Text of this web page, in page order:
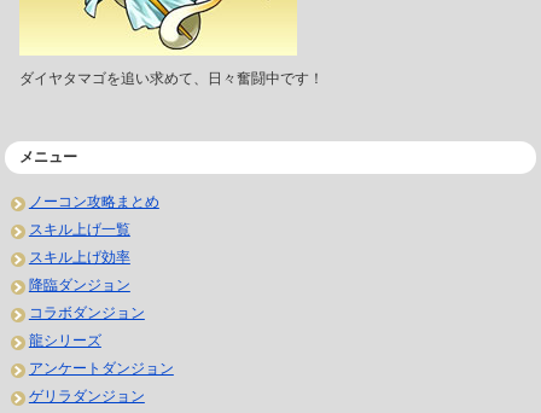
ダイヤタマゴを追い求めて、日々奮闘中です！
メニュー
ノーコン攻略まとめ
スキル上げ一覧
スキル上げ効率
降臨ダンジョン
コラボダンジョン
龍シリーズ
アンケートダンジョン
ゲリラダンジョン